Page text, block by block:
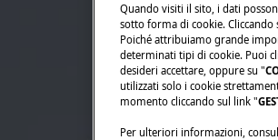
Quando visiti il sito, i dati
sotto forma di cookie. Cliccando
Poiché attribuiamo grande
determinati tipi di cookie. Puoi
desideri accettare, oppure su "
utilizzati solo i cookie
momento cliccando sul link "
Per ulteriori informazioni,